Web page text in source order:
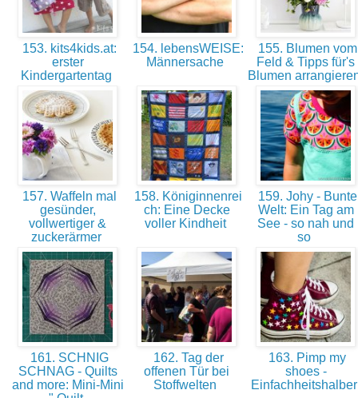
153. kits4kids.at:
erster
Kindergartentag
154. lebensWEISE:
Männersache
155. Blumen vom
Feld & Tipps für's
Blumen
157. Waffeln mal
gesünder,
vollwertiger &
zuckerärmer
158. Königinnenrei
ch: Eine Decke
voller Kindheit
159. Johy - Bunte
Welt: Ein Tag am
See - so nah und
so
161. SCHNIG
SCHNAG - Quilts
and more: Mini-Mini
162. Tag der
offenen Tür bei
Stoffwelten
163. Pimp my
shoes -